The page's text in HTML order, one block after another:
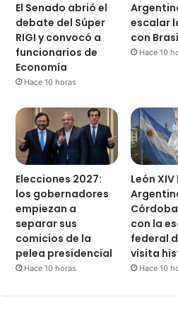
El Senado abrió el
debate del Súper
RIGI y convocó a
funcionarios de
Economía
Hace 10 horas
escalar
con
Hace 10
Elecciones 2027:
los gobernadores
empiezan a
separar sus
comicios de la
pelea presidencial
Hace 10 horas
León
con la
federal
visita
Hace 10